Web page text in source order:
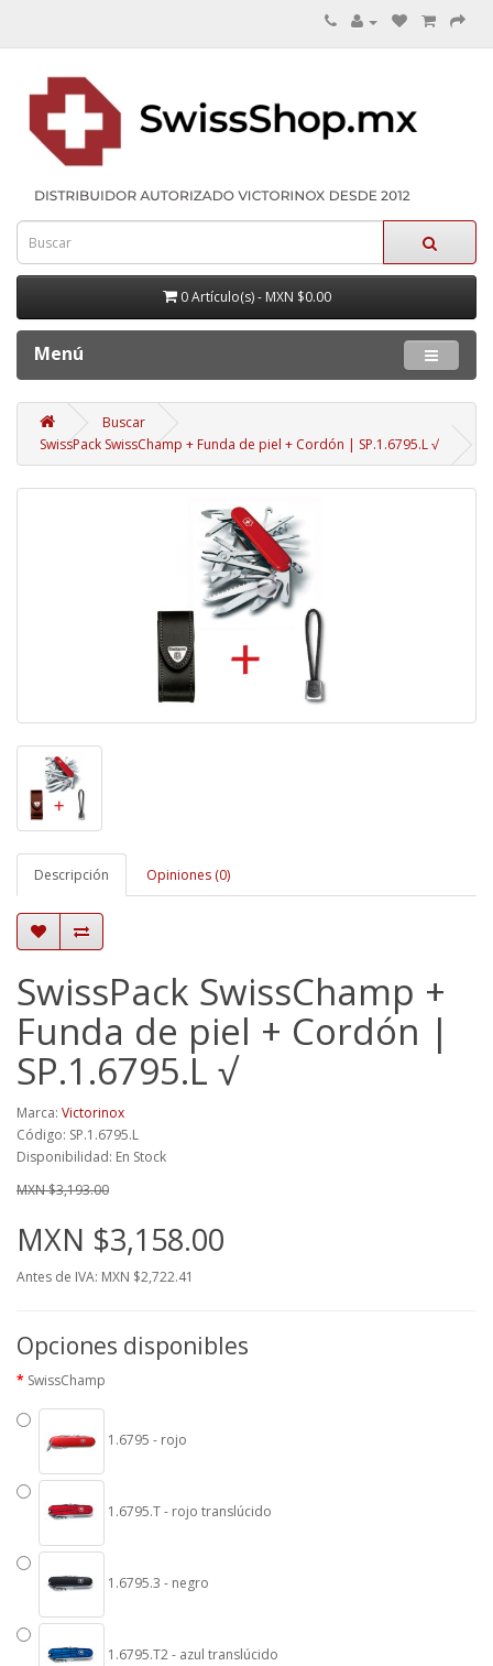
0 Artículo(s) - MXN $0.00
Menú
Buscar
SwissPack SwissChamp + Funda de piel + Cordón | SP.1.6795.L √
Descripción Opiniones (0)
SwissPack SwissChamp +
Funda de piel + Cordón |
SP.1.6795.L √
Marca: Victorinox
Código: SP.1.6795.L
Disponibilidad: En Stock
MXN $3,193.00
MXN $3,158.00
Antes de IVA: MXN $2,722.41
Opciones disponibles
SwissChamp
1.6795 - rojo
1.6795.T - rojo translúcido
1.6795.3 - negro
1.6795.T2 - azul translúcido